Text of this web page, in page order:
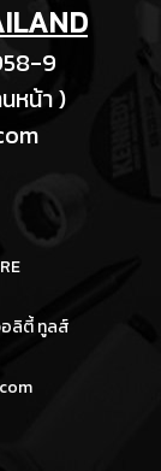
9
หน้า )
ลิตี้ ทูลส์